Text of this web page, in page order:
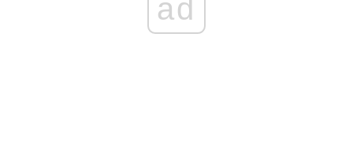
ad